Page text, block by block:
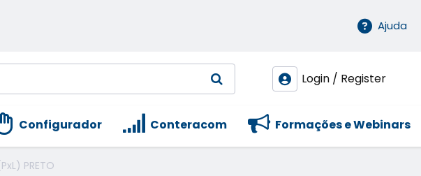
Ajuda
Login / Register
Formações e Webinars
Conteracom
Configurador
PRETO